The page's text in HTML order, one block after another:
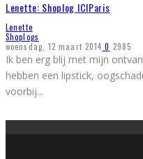
Lenette: Shoplog ICIParis
Lenette
Shoplogs
woensdag, 12 maart 2014 0 2985
Ik ben erg blij met mijn
hebben een lipstick,
voorbij...